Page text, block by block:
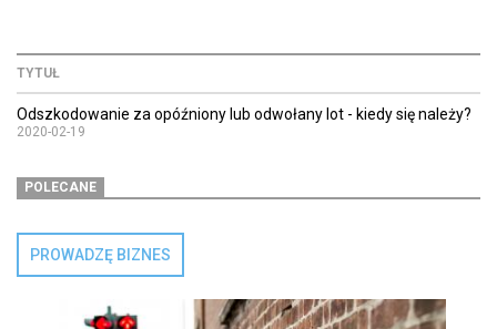
TYTUŁ
Odszkodowanie za opóźniony lub odwołany lot - kiedy się należy?
2020-02-19
POLECANE
PROWADZĘ BIZNES